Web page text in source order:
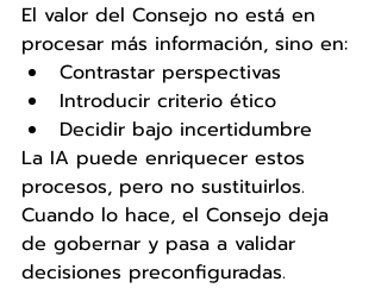
El valor del Consejo no está en
procesar más información, sino en:
Contrastar perspectivas
Introducir criterio ético
Decidir bajo incertidumbre
La IA puede enriquecer estos
procesos, pero no sustituirlos.
Cuando lo hace, el Consejo deja
de gobernar y pasa a validar
decisiones preconfiguradas.